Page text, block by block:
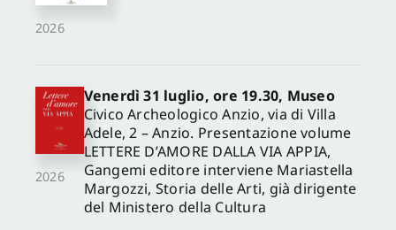
2026
2026
Venerdì 31 luglio, ore 19.30, Museo
Civico Archeologico Anzio, via di Villa
Adele, 2 – Anzio. Presentazione volume
LETTERE D’AMORE DALLA VIA APPIA,
Gangemi editore interviene Mariastella
Margozzi, Storia delle Arti, già dirigente
del Ministero della Cultura